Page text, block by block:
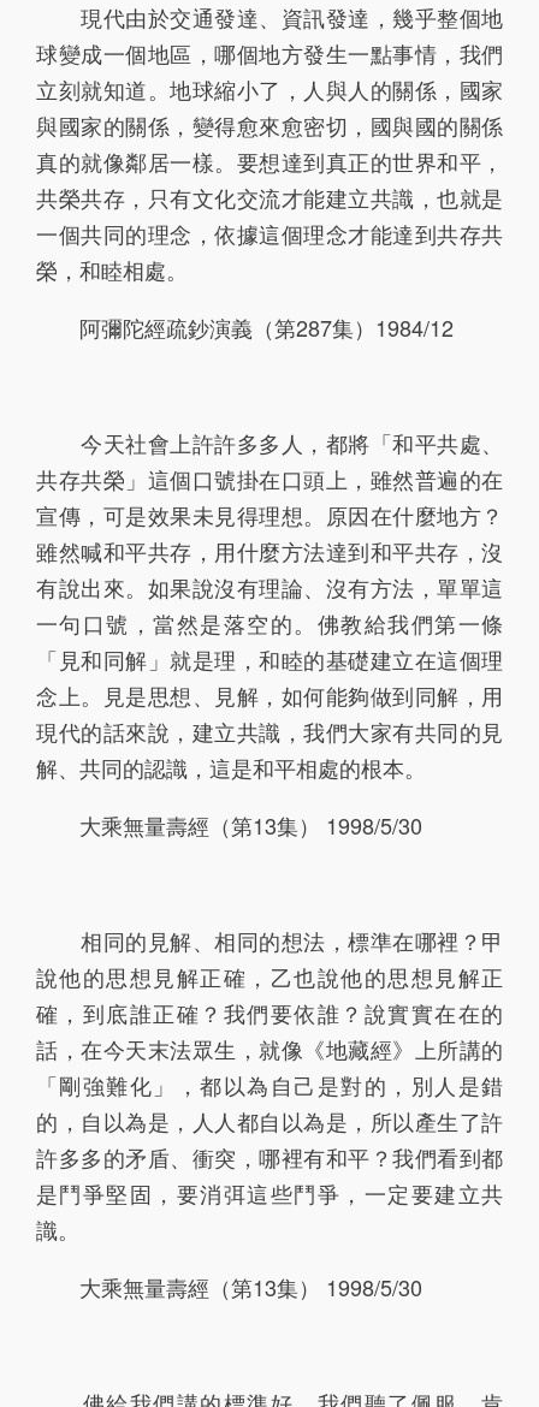
113 114 115
117 118 119 120 121
122 123 124 125 126
127 128 129 130 131
132 133 134 135 136
144
153 154 155 156
157 158 159 160 161
162 163 164 165 166
167 168 169 170 171
172 173 174 175 176
177 178 179 180 181
182 183 184 185
188 189 190 191
202 203 204 205 206
207 208 209 210 211
212 213 214 215 216
217 218 219 220 222
223 224 226 228 232
225
234 235 236 237
現代由於交通發達、資訊發達，幾乎整個地
球變成一個地區，哪個地方發生一點事情，我們
立刻就知道。地球縮小了，人與人的關係，國家
與國家的關係，變得愈來愈密切，國與國的關係
真的就像鄰居一樣。要想達到真正的世界和平，
共榮共存，只有文化交流才能建立共識，也就是
一個共同的理念，依據這個理念才能達到共存共
榮，和睦相處。
阿彌陀經疏鈔演義（第287集）1984/12
今天社會上許許多多人，都將「和平共處、
共存共榮」這個口號掛在口頭上，雖然普遍的在
宣傳，可是效果未見得理想。原因在什麼地方？
雖然喊和平共存，用什麼方法達到和平共存，沒
有說出來。如果說沒有理論、沒有方法，單單這
一句口號，當然是落空的。佛教給我們第一條
「見和同解」就是理，和睦的基礎建立在這個理
念上。見是思想、見解，如何能夠做到同解，用
現代的話來說，建立共識，我們大家有共同的見
解、共同的認識，這是和平相處的根本。
大乘無量壽經（第13集） 1998/5/30
相同的見解、相同的想法，標準在哪裡？甲
說他的思想見解正確，乙也說他的思想見解正
確，到底誰正確？我們要依誰？說實實在在的
話，在今天末法眾生，就像《地藏經》上所講的
「剛強難化」，都以為自己是對的，別人是錯
的，自以為是，人人都自以為是，所以產生了許
許多多的矛盾、衝突，哪裡有和平？我們看到都
是鬥爭堅固，要消弭這些鬥爭，一定要建立共
識。
大乘無量壽經（第13集） 1998/5/30